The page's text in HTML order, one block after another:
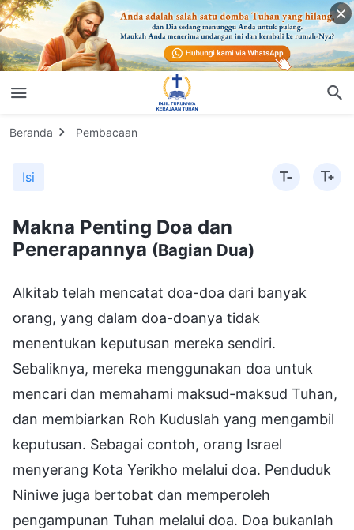
Beranda Pembacaan
Isi
Makna Penting Doa dan
Penerapannya (Bagian Dua)
Alkitab telah mencatat doa-doa dari banyak
orang, yang dalam doa-doanya tidak
menentukan keputusan mereka sendiri.
Sebaliknya, mereka menggunakan doa untuk
mencari dan memahami maksud-maksud Tuhan,
dan membiarkan Roh Kuduslah yang mengambil
keputusan. Sebagai contoh, orang Israel
menyerang Kota Yerikho melalui doa. Penduduk
Niniwe juga bertobat dan memperoleh
pengampunan Tuhan melalui doa. Doa bukanlah